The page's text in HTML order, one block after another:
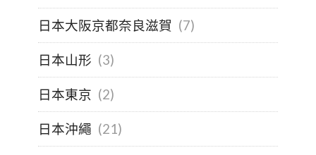
日本大阪京都奈良滋賀 (7)
日本山形 (3)
日本東京 (2)
日本沖繩 (21)